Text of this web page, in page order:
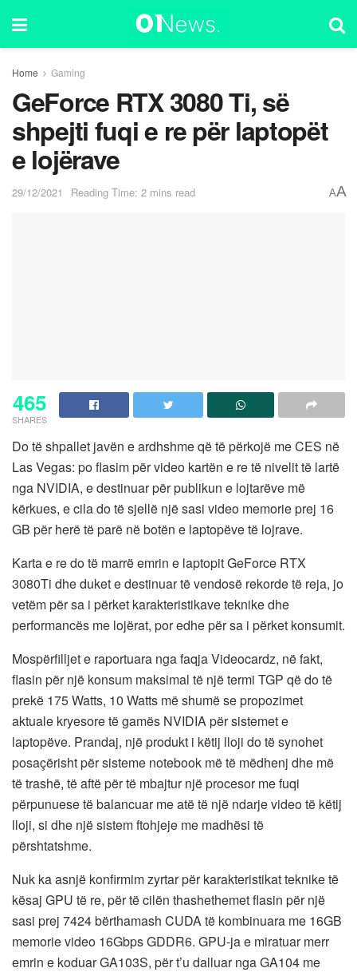
Home Gaming
GeForce RTX 3080 Ti, së
shpejti fuqi e re për laptopët
e lojërave
29/12/2021 Reading Time: 2 mins read AA
465
SHARES
Do të shpallet javën e ardhshme që të përkojë me CES në
Las Vegas: po flasim për video kartën e re të nivelit të lartë
nga NVIDIA, e destinuar për publikun e lojtarëve më
kërkues, e cila do të sjellë një sasi video memorie prej 16
GB për herë të parë në botën e laptopëve të lojrave.
Karta e re do të marrë emrin e laptopit GeForce RTX
3080Ti dhe duket e destinuar të vendosë rekorde të reja, jo
vetëm për sa i përket karakteristikave teknike dhe
performancës me lojërat, por edhe për sa i përket konsumit.
Mospërfilljet e raportuara nga faqja Videocardz, në fakt,
flasin për një konsum maksimal të një termi TGP që do të
prekë 175 Watts, 10 Watts më shumë se propozimet
aktuale kryesore të gamës NVIDIA për sistemet e
laptopëve. Prandaj, një produkt i këtij lloji do të synohet
posaçërisht për sisteme notebook më të mëdhenj dhe më
të trashë, të aftë për të mbajtur një procesor me fuqi
përpunuese të balancuar me atë të një ndarje video të këtij
lloji, si dhe një sistem ftohjeje me madhësi të
përshtatshme.
Nuk ka asnjë konfirmim zyrtar për karakteristikat teknike të
kësaj GPU të re, për të cilën thashethemet flasin për një
sasi prej 7424 bërthamash CUDA të kombinuara me 16GB
memorie video 16Gbps GDDR6. GPU-ja e miratuar merr
emrin e koduar GA103S, për t’u dalluar nga GA104 me